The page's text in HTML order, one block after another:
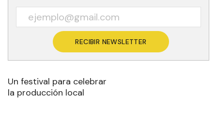
RECIBIR NEWSLETTER
Un festival para celebrar
la producción local